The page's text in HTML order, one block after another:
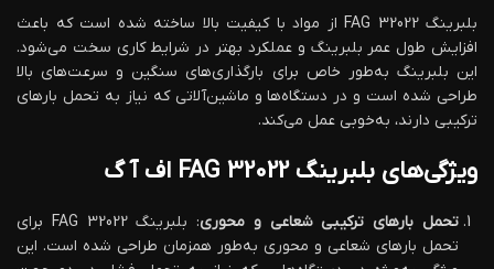
بلبرینگ FAG 32022 از مواد با کیفیت بالا ساخته شده است که باعث
افزایش طول عمر بلبرینگ و عملکرد بهتر در شرایط کاری سخت می‌شود.
این بلبرینگ به‌طور خاص برای بارگذاری‌های سنگین و سرعت‌های بالا
طراحی شده است و در دستگاه‌ها و ماشین‌آلاتی که نیاز به تحمل بارهای
ترکیبی دارند، به‌خوبی عمل می‌کند.
ویژگی‌های بلبرینگ 32022 FAG اف آ گ
تحمل بارهای ترکیبی شعاعی و محوری
: بلبرینگ 32022 FAG برای
تحمل بارهای شعاعی و محوری به‌طور همزمان طراحی شده است. این